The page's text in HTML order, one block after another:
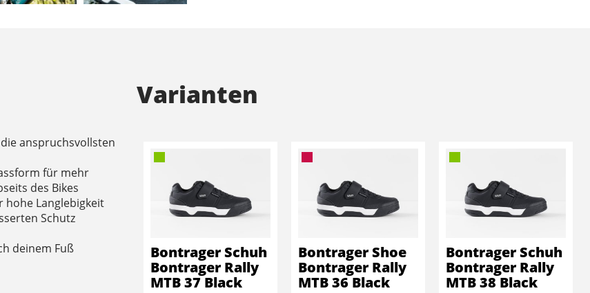
anspruchsvollsten
für mehr
des Bikes
hohe Langlebigkeit
Schutz
deinem Fuß
Varianten
Bontrager Schuh
Bontrager Rally
MTB 37 Black
Bontrager Shoe
Bontrager Rally
MTB 36 Black
Bontrager Schuh
Bontrager Rally
MTB 38 Black